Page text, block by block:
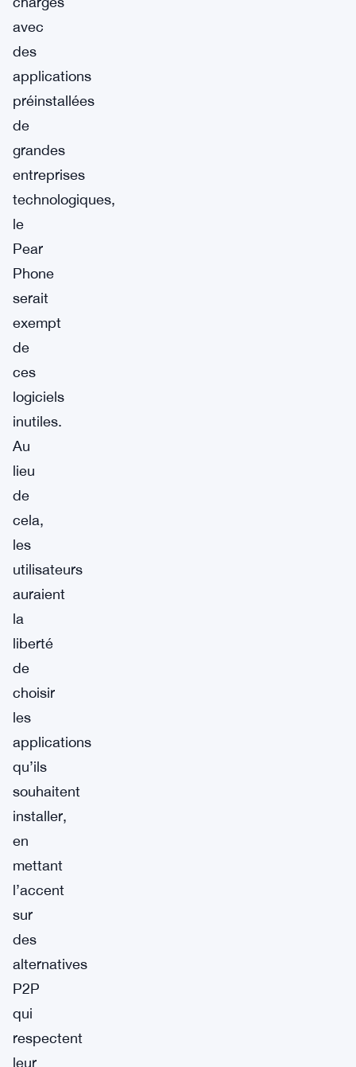
avec
des
applications
préinstallées
de
grandes
entreprises
technologiques,
le
Pear
Phone
serait
exempt
de
ces
logiciels
inutiles.
Au
lieu
de
cela,
les
utilisateurs
auraient
la
liberté
de
choisir
les
applications
qu’ils
souhaitent
installer,
en
mettant
l’accent
sur
des
alternatives
P2P
qui
respectent
leur